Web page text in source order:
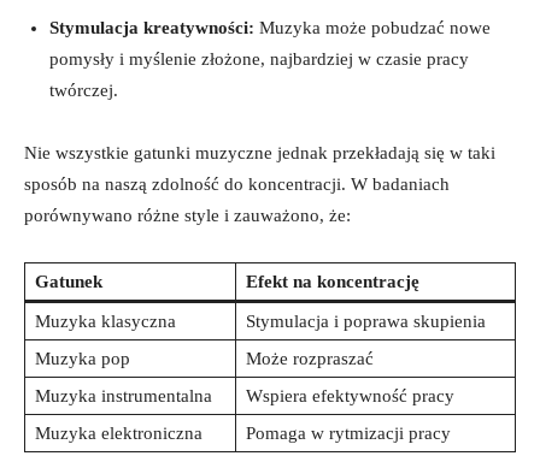
Stymulacja kreatywności: Muzyka może pobudzać nowe
pomysły i myślenie złożone, najbardziej w czasie pracy
twórczej.
Nie wszystkie gatunki muzyczne jednak przekładają się w taki
sposób na naszą zdolność do koncentracji. W badaniach
porównywano różne style i zauważono, że:
Gatunek Efekt na koncentrację
Muzyka klasyczna
Stymulacja i poprawa skupienia
Muzyka pop
Może rozpraszać
Muzyka instrumentalna
Wspiera efektywność pracy
Muzyka elektroniczna
Pomaga w rytmizacji pracy